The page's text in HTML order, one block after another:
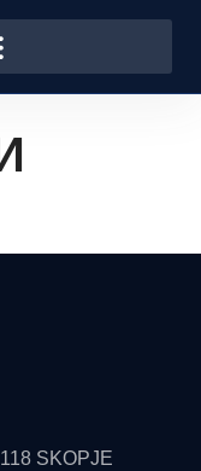
SKOPJE